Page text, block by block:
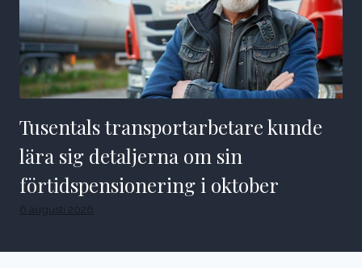
Tusentals transportarbetare kunde
lära sig detaljerna om sin
förtidspensionering i oktober
6 augusti 2026